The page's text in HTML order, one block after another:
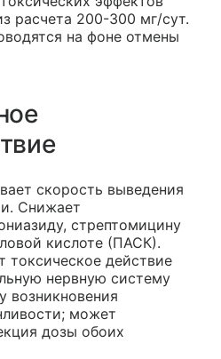
расчета 200-300 мг/сут.
на фоне отмены
скорость выведения
Снижает
стрептомицину
кислоте (ПАСК).
токсическое действие
нервную систему
возникновения
может
дозы обоих